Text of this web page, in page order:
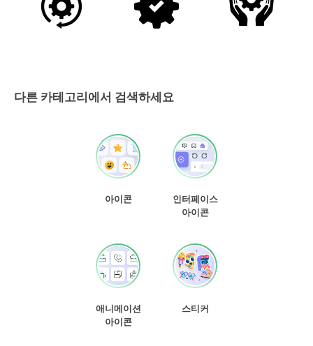
다른 카테고리에서 검색하세요
아이콘
인터페이스
아이콘
애니메이션
아이콘
스티커